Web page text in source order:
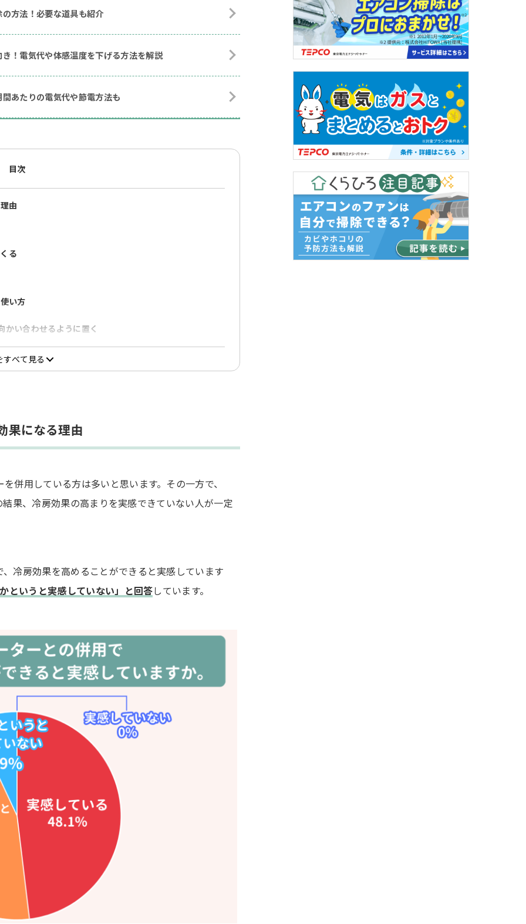
方法！必要な道具も紹介
！電気代や体感温度を下げる方法を解説
あたりの電気代や節電方法も
目次
由
る
い方
い合わせるように置く
して置く
すべて見る
果になる理由
併用している方は多いと思います。その一方で、
果、冷房効果の高まりを実感できていない人が一定
冷房効果を高めることができると実感しています
というと実感していない」と回答しています。